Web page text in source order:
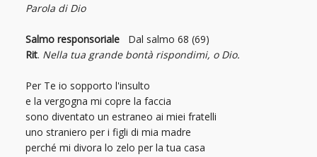
Parola di Dio
Salmo responsoriale Dal salmo 68 (69)
Rit. Nella tua grande bontà rispondimi, o Dio.
Per Te io sopporto l'insulto
e la vergogna mi copre la faccia
sono diventato un estraneo ai miei fratelli
uno straniero per i figli di mia madre
perché mi divora lo zelo per la tua casa